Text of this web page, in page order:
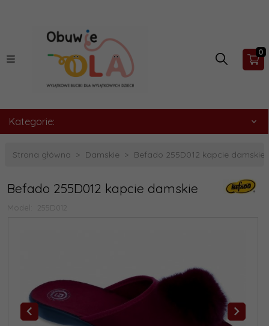
0
Kategorie:
Strona główna Damskie Befado 255D012 kapcie damskie
Befado 255D012 kapcie damskie
Model: 255D012